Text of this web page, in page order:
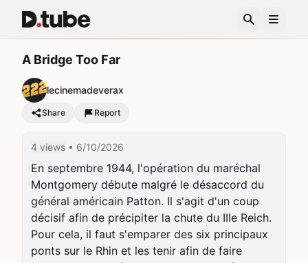
A Bridge Too Far
lecinemadeverax
Share Report
4 views • 6/10/2026
En septembre 1944, l'opération du maréchal
Montgomery débute malgré le désaccord du
général américain Patton. Il s'agit d'un coup
décisif afin de précipiter la chute du IIIe Reich.
Pour cela, il faut s'emparer des six principaux
ponts sur le Rhin et les tenir afin de faire